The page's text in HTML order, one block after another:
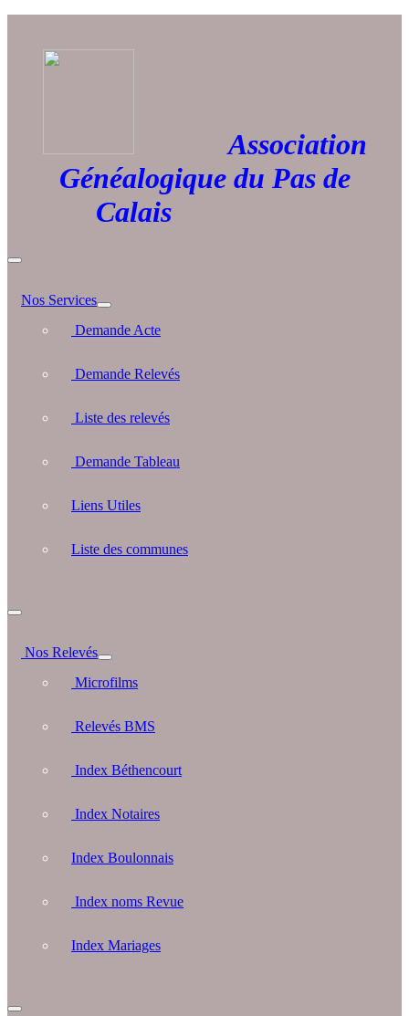
Association
Généalogique du Pas de
Calais
Nos Services
Demande Acte
Demande Relevés
Liste des relevés
Demande Tableau
Liens Utiles
Liste des communes
Nos Relevés
Microfilms
Relevés BMS
Index Béthencourt
Index Notaires
Index Boulonnais
Index noms Revue
Index Mariages